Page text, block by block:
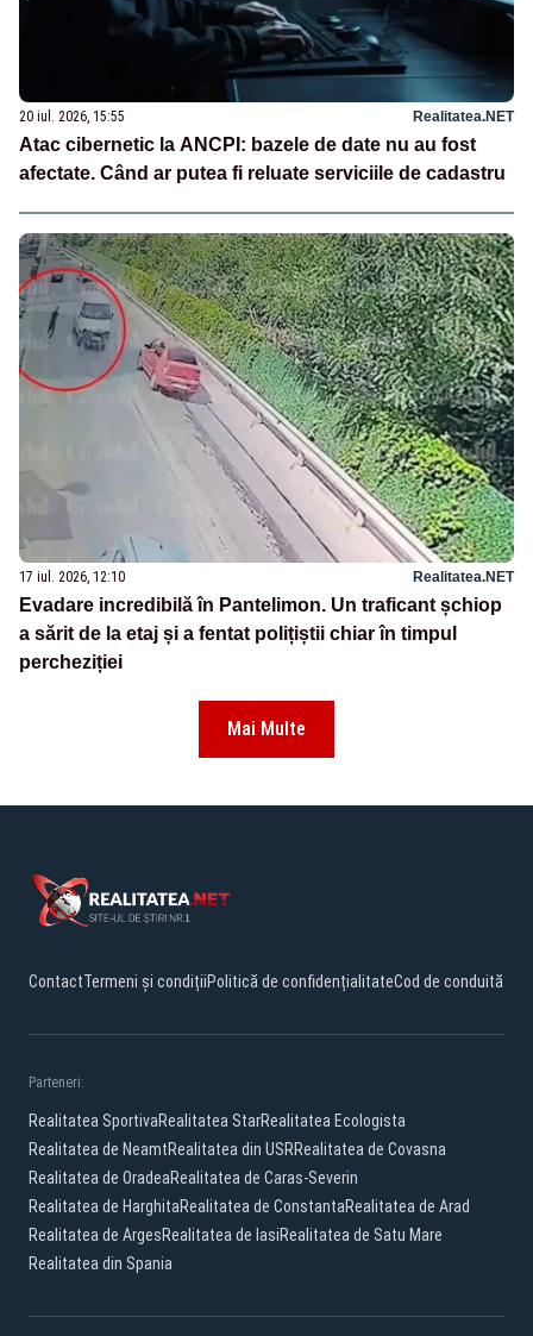
20 iul. 2026, 15:55 Realitatea.NET
Atac cibernetic la ANCPI: bazele de date nu au fost
afectate. Când ar putea fi reluate serviciile de cadastru
17 iul. 2026, 12:10 Realitatea.NET
Evadare incredibilă în Pantelimon. Un traficant șchiop
a sărit de la etaj și a fentat polițiștii chiar în timpul
percheziției
Mai Multe
ContactTermeni și condițiiPolitică de confidențialitateCod de conduită
Parteneri:
Realitatea SportivaRealitatea StarRealitatea Ecologista
Realitatea de NeamtRealitatea din USRRealitatea de Covasna
Realitatea de OradeaRealitatea de Caras-Severin
Realitatea de HarghitaRealitatea de ConstantaRealitatea de Arad
Realitatea de ArgesRealitatea de IasiRealitatea de Satu Mare
Realitatea din Spania